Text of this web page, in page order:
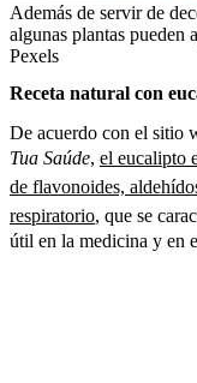
Además de servir de
algunas plantas pueden
Pexels
Receta natural con
De acuerdo con el sitio
Tua Saúde, el eucalipto
de flavonoides,
respiratorio, que se
útil en la medicina y en